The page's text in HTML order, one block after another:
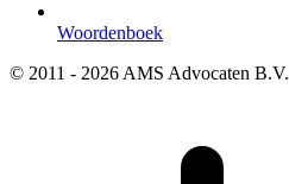
Woordenboek
© 2011 - 2026 AMS Advocaten B.V.